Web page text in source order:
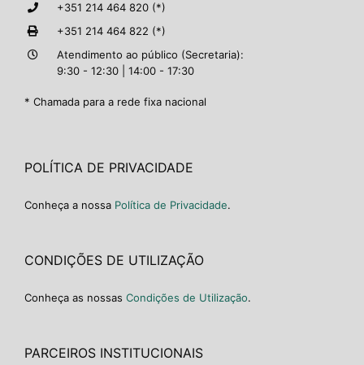
+351 214 464 820 (*)
+351 214 464 822 (*)
Atendimento ao público (Secretaria):
9:30 - 12:30 | 14:00 - 17:30
* Chamada para a rede fixa nacional
POLÍTICA DE PRIVACIDADE
Conheça a nossa Política de Privacidade.
CONDIÇÕES DE UTILIZAÇÃO
Conheça as nossas Condições de Utilização.
PARCEIROS INSTITUCIONAIS